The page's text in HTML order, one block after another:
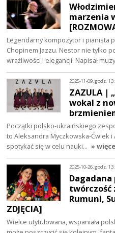
marzenia
Legendarny kompozytor i pianista
Chopinem Jazzu. Nestor nie tylko
wrażliwości i elegancji. Napisał
2025-11-09, godz.
ZAZULA |
wokal z
Początki polsko-ukraińskiego
to Aleksandra Myczkowska-Ćwiek
spotykać się w celu nauki… »
2025-10-26, godz.
twórczość
Rumuni,
ZDJĘCIA]
Wielce utytułowana, wspaniała